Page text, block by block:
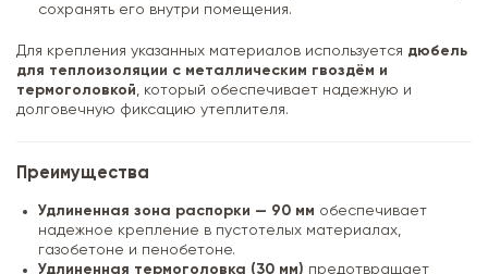
сохранять его внутри помещения.
Для крепления указанных материалов используется дюбель
для теплоизоляции с металлическим гвоздём и
термоголовкой , который обеспечивает надежную и
долговечную фиксацию утеплителя.
Преимущества
Удлиненная зона распорки — 90 мм обеспечивает
надежное крепление в пустотелых материалах,
газобетоне и пенобетоне.
Удлиненная термоголовка (30 мм) предотвращает